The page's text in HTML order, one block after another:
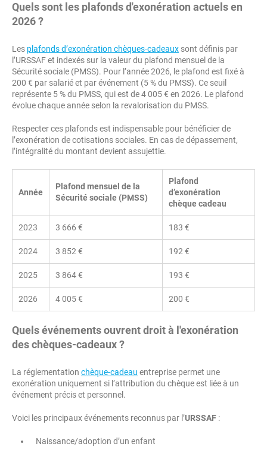
Quels sont les plafonds d'exonération actuels en
2026 ?
Les plafonds d’exonération chèques-cadeaux sont définis par
l’URSSAF et indexés sur la valeur du plafond mensuel de la
Sécurité sociale (PMSS). Pour l’année 2026, le plafond est fixé à
200 € par salarié et par événement (5 % du PMSS). Ce seuil
représente 5 % du PMSS, qui est de 4 005 € en 2026. Le plafond
évolue chaque année selon la revalorisation du PMSS.
Respecter ces plafonds est indispensable pour bénéficier de
l’exonération de cotisations sociales. En cas de dépassement,
l’intégralité du montant devient assujettie.
Année
Plafond mensuel de la
Sécurité sociale (PMSS)
Plafond
d’exonération
chèque cadeau
2023 3 666 € 183 €
2024 3 852 € 192 €
2025 3 864 € 193 €
2026 4 005 € 200 €
Quels événements ouvrent droit à l'exonération
des chèques-cadeaux ?
La réglementation chèque-cadeau entreprise permet une
exonération uniquement si l’attribution du chèque est liée à un
événement précis et personnel.
Voici les principaux événements reconnus par l’URSSAF :
Naissance/adoption d’un enfant